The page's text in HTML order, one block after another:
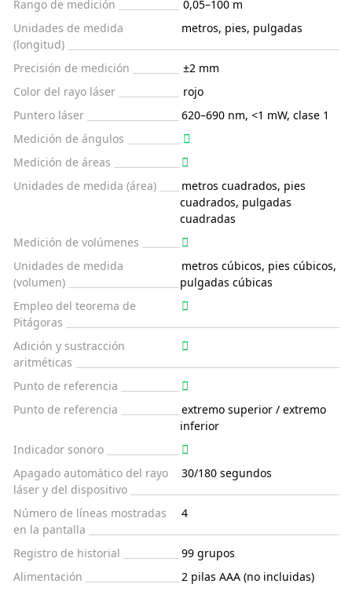
Rango de medición
0,05–100 m
Unidades de medida
(longitud)
metros, pies, pulgadas
Precisión de medición
±2 mm
Color del rayo láser
rojo
Puntero láser
620–690 nm, <1 mW, clase 1
Medición de ángulos
Medición de áreas
Unidades de medida (área)
metros cuadrados, pies
cuadrados, pulgadas
cuadradas
Medición de volúmenes
Unidades de medida
(volumen)
metros cúbicos, pies cúbicos,
pulgadas cúbicas
Empleo del teorema de
Pitágoras
Adición y sustracción
aritméticas
Punto de referencia
Punto de referencia
extremo superior / extremo
inferior
Indicador sonoro
Apagado automático del rayo
láser y del dispositivo
30/180 segundos
Número de líneas mostradas
en la pantalla
4
Registro de historial
99 grupos
Alimentación
2 pilas AAA (no incluidas)